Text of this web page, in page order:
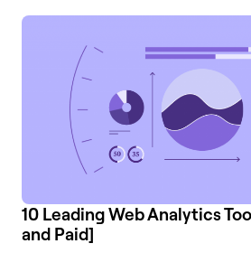
10 Leading Web Analytics
and Paid]